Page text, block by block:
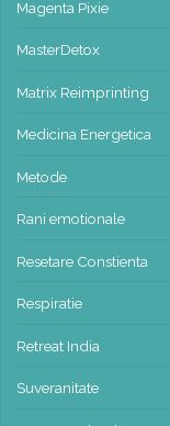
Magenta Pixie
MasterDetox
Matrix Reimprinting
Medicina Energetica
Metode
Rani emotionale
Resetare Constienta
Respiratie
Retreat India
Suveranitate